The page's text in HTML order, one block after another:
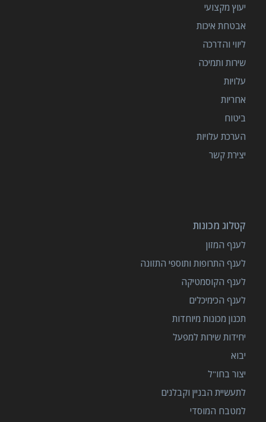
יעוץ מקצועי
אבטחת איכות
ליווי והדרכה
שירות ותמיכה
עלויות
אחריות
ביטוח
הערכת עלויות
יצירת קשר
קטלוג מכונות
לענף המזון
לענף התרופות ותוספי התזונה
לענף הקוסמטיקה
לענף הכימיכלים
תכנון מכונות מיוחדות
יחידות שירות למפעל
יבוא
יצור בחו"ל
לתעשיית הבניין וקבלנים
למטבח המוסדי